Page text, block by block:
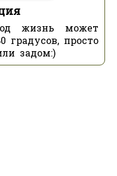
жизнь может
просто
задом:)